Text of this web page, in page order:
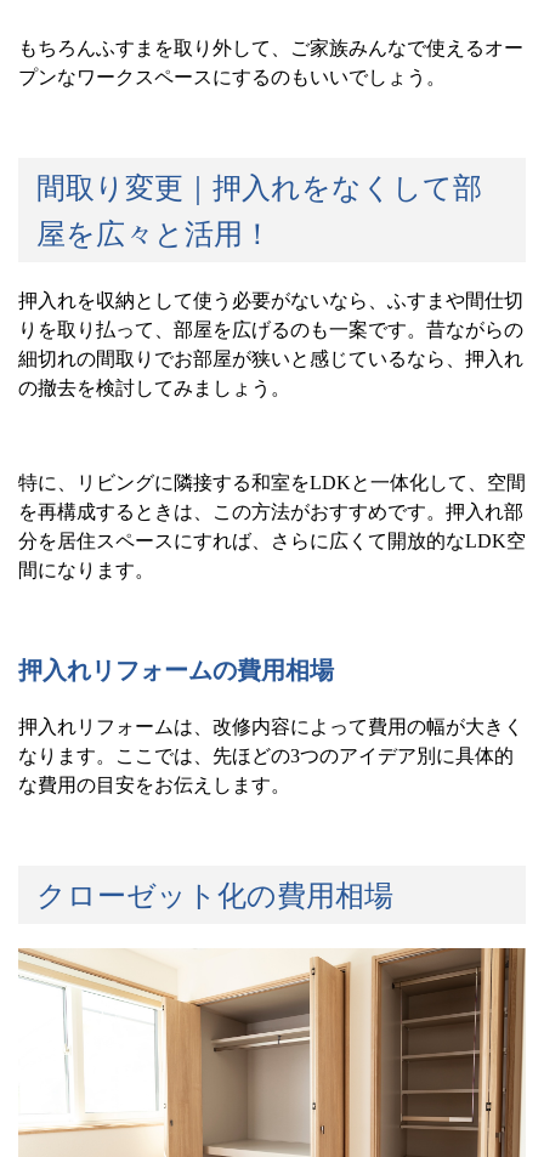
もちろんふすまを取り外して、ご家族みんなで使えるオー
プンなワークスペースにするのもいいでしょう。
間取り変更｜押入れをなくして部
屋を広々と活用！
押入れを収納として使う必要がないなら、ふすまや間仕切
りを取り払って、部屋を広げるのも一案です。昔ながらの
細切れの間取りでお部屋が狭いと感じているなら、押入れ
の撤去を検討してみましょう。
特に、リビングに隣接する和室をLDKと一体化して、空間
を再構成するときは、この方法がおすすめです。押入れ部
分を居住スペースにすれば、さらに広くて開放的なLDK空
間になります。
押入れリフォームの費用相場
押入れリフォームは、改修内容によって費用の幅が大きく
なります。ここでは、先ほどの3つのアイデア別に具体的
な費用の目安をお伝えします。
クローゼット化の費用相場